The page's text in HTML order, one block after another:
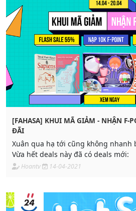
[FAHASA] KHUI MÃ GIẢM - NHẬN F-
ĐÃI
Xuân qua hạ tới cũng không nhanh
Vừa hết deals này đã có deals mới:
Hoantv 14-04-2021